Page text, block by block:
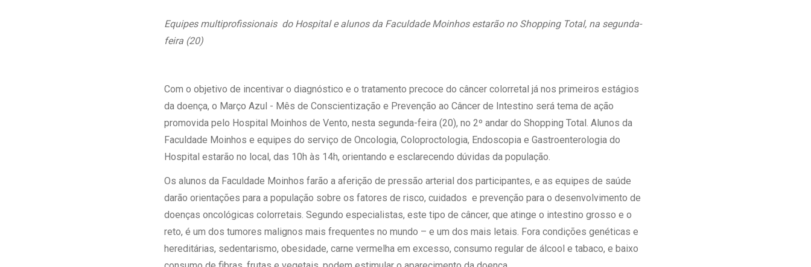
Estrutura de Gestão
Responsabilidade Ambiental
Empresas
Equipes multiprofissionais do Hospital e alunos da Faculdade Moinhos estarão no Shopping Total, na segunda-
feira (20)
Com o objetivo de incentivar o diagnóstico e o tratamento precoce do câncer colorretal já nos primeiros estágios
da doença, o Março Azul - Mês de Conscientização e Prevenção ao Câncer de Intestino será tema de ação
promovida pelo Hospital Moinhos de Vento, nesta segunda-feira (20), no 2º andar do Shopping Total. Alunos da
Faculdade Moinhos e equipes do serviço de Oncologia, Coloproctologia, Endoscopia e Gastroenterologia do
Hospital estarão no local, das 10h às 14h, orientando e esclarecendo dúvidas da população.
Os alunos da Faculdade Moinhos farão a aferição de pressão arterial dos participantes, e as equipes de saúde
darão orientações para a população sobre os fatores de risco, cuidados e prevenção para o desenvolvimento de
doenças oncológicas colorretais. Segundo especialistas, este tipo de câncer, que atinge o intestino grosso e o
reto, é um dos tumores malignos mais frequentes no mundo – e um dos mais letais. Fora condições genéticas e
hereditárias, sedentarismo, obesidade, carne vermelha em excesso, consumo regular de álcool e tabaco, e baixo